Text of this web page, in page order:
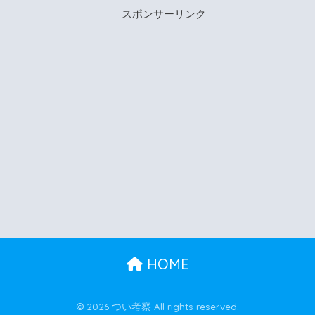
スポンサーリンク
HOME
© 2026 つい考察 All rights reserved.